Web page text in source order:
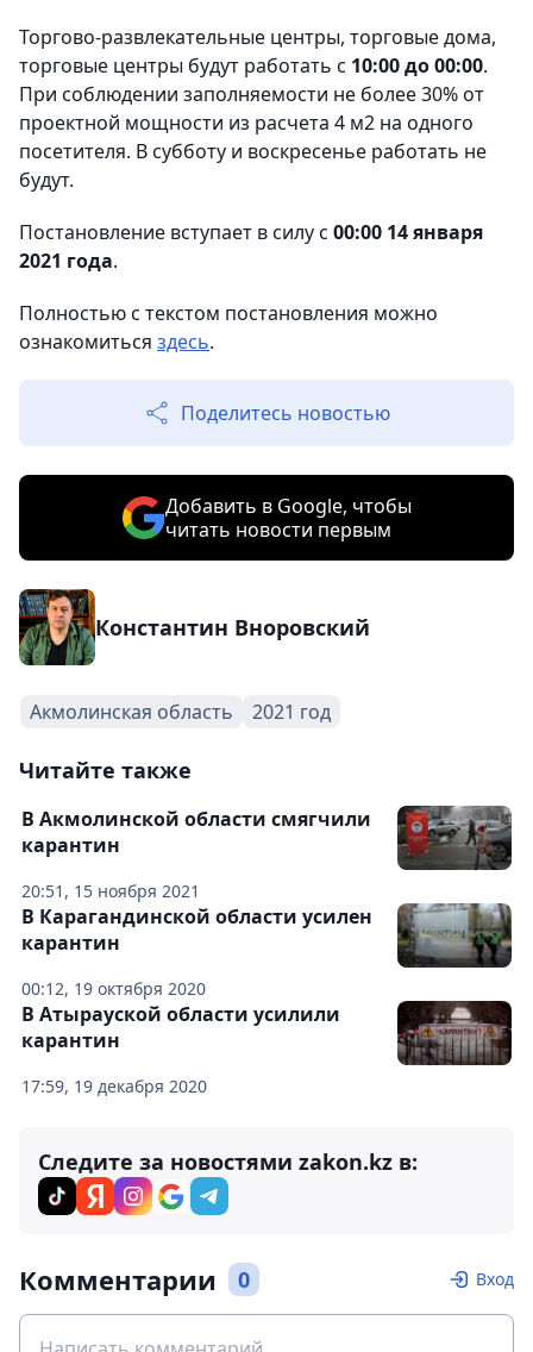
Торгово-развлекательные центры, торговые дома,
торговые центры будут работать с 10:00 до 00:00.
При соблюдении заполняемости не более 30% от
проектной мощности из расчета 4 м2 на одного
посетителя. В субботу и воскресенье работать не
будут.
Постановление вступает в силу с 00:00 14 января
2021 года.
Полностью с текстом постановления можно
ознакомиться здесь.
Поделитесь новостью
Добавить в Google, чтобы
читать новости первым
Константин Вноровский
Акмолинская область 2021 год
Читайте также
20:51, 15 ноября 2021
В Акмолинской области смягчили
карантин
00:12, 19 октября 2020
В Карагандинской области усилен
карантин
17:59, 19 декабря 2020
В Атырауской области усилили
карантин
Следите за новостями zakon.kz в:
Комментарии 0 Вход